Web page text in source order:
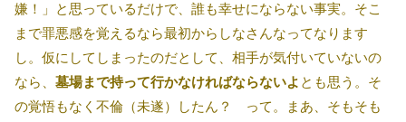
嫌！」と思っているだけで、誰も幸せにならない事実。そこ
まで罪悪感を覚えるなら最初からしなさんなってなります
し。仮にしてしまったのだとして、相手が気付いていないの
なら、 墓場まで持って行かなければならないよ とも思う。そ
の覚悟もなく不倫（未遂）したん？ って。まあ、そもそも